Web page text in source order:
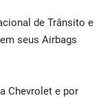
de Trânsito e
seus Airbags
Chevrolet e por